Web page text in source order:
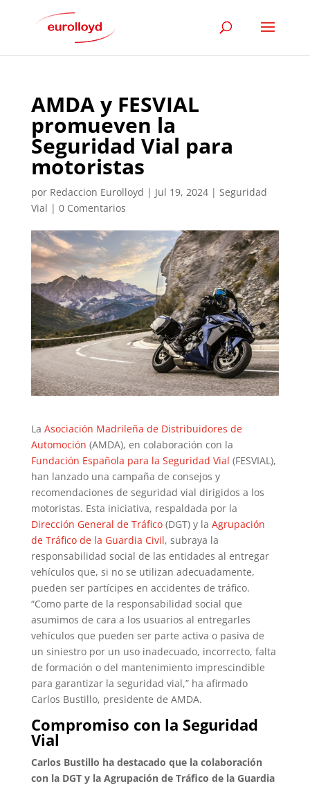
AMDA y FESVIAL
promueven la
Seguridad Vial para
motoristas
por Redaccion Eurolloyd | Jul 19, 2024| Seguridad
Vial | 0 Comentarios
La Asociación Madrileña de Distribuidores de
Automoción (AMDA), en colaboración con la
Fundación Española para la Seguridad Vial (FESVIAL),
han lanzado una campaña de consejos y
recomendaciones de seguridad vial dirigidos a los
motoristas. Esta iniciativa, respaldada por la
Dirección General de Tráfico(DGT) y la Agrupación
de Tráfico de la Guardia Civil, subraya la
responsabilidad social de las entidades al entregar
vehículos que, si no se utilizan adecuadamente,
pueden ser partícipes en accidentes de tráfico.
“Como parte de la responsabilidad social que
asumimos de cara a los usuarios al entregarles
vehículos que pueden ser parte activa o pasiva de
un siniestro por un uso inadecuado, incorrecto, falta
de formación o del mantenimiento imprescindible
para garantizar la seguridad vial,” ha afirmado
Carlos Bustillo, presidente de AMDA.
Compromiso con la Seguridad
Vial
Carlos Bustillo ha destacado que la colaboración
con la DGT y la Agrupación de Tráfico de la Guardia